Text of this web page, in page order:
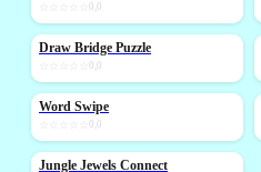
0,0
NIEUW
Draw Bridge Puzzle
0,0
NIEUW
Word Swipe
0,0
NIEUW
Jungle Jewels Connect